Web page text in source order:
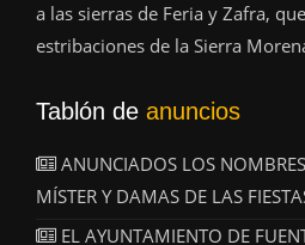
a las sierras de Feria y Zafra,
estribaciones de la Sierra
Tablón de anuncios
ANUNCIADOS LOS
MÍSTER Y DAMAS DE LAS
EL AYUNTAMIENTO DE